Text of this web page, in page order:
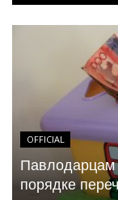
OFFICIAL
Павлодарцам
порядке